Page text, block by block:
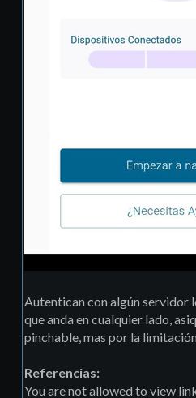
Autentican con algún servidor
que anda en cualquier lado,
pinchable, mas por la
Referencias:
You are not allowed to view